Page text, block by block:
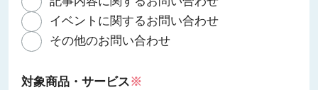
イベントに関するお問い合わせ
その他のお問い合わせ
対象商品・サービス※